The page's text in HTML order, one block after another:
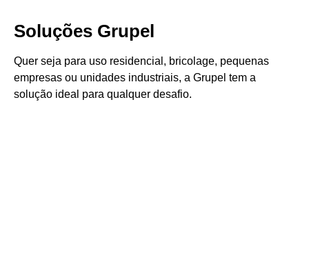
Soluções Grupel
Quer seja para uso residencial, bricolage, pequenas
empresas ou unidades industriais, a Grupel tem a
solução ideal para qualquer desafio.